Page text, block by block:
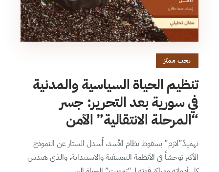
بحث مميّز
تنظيم الحياة السياسية والمدنية
في سورية بعد التحرير: جسر
“المرحلة الانتقالية” الآمن
تهميدٌ”لازم” بسقوط نظام الأسد، أُسدل الستار عن النموذج
الأكثر توحشاً في الأنظمة التعسفية والاستبداية، والذي هندس